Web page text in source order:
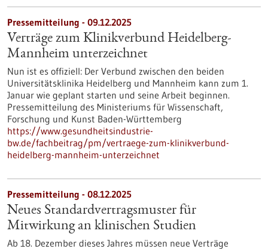
Pressemitteilung - 09.12.2025
Verträge zum Klinikverbund Heidelberg-
Mannheim unterzeichnet
Nun ist es offiziell: Der Verbund zwischen den beiden
Universitätsklinika Heidelberg und Mannheim kann zum 1.
Januar wie geplant starten und seine Arbeit beginnen.
Pressemitteilung des Ministeriums für Wissenschaft,
Forschung und Kunst Baden-Württemberg
https://www.gesundheitsindustrie-
bw.de/fachbeitrag/pm/vertraege-zum-klinikverbund-
heidelberg-mannheim-unterzeichnet
Pressemitteilung - 08.12.2025
Neues Standardvertragsmuster für
Mitwirkung an klinischen Studien
Ab 18. Dezember dieses Jahres müssen neue Verträge